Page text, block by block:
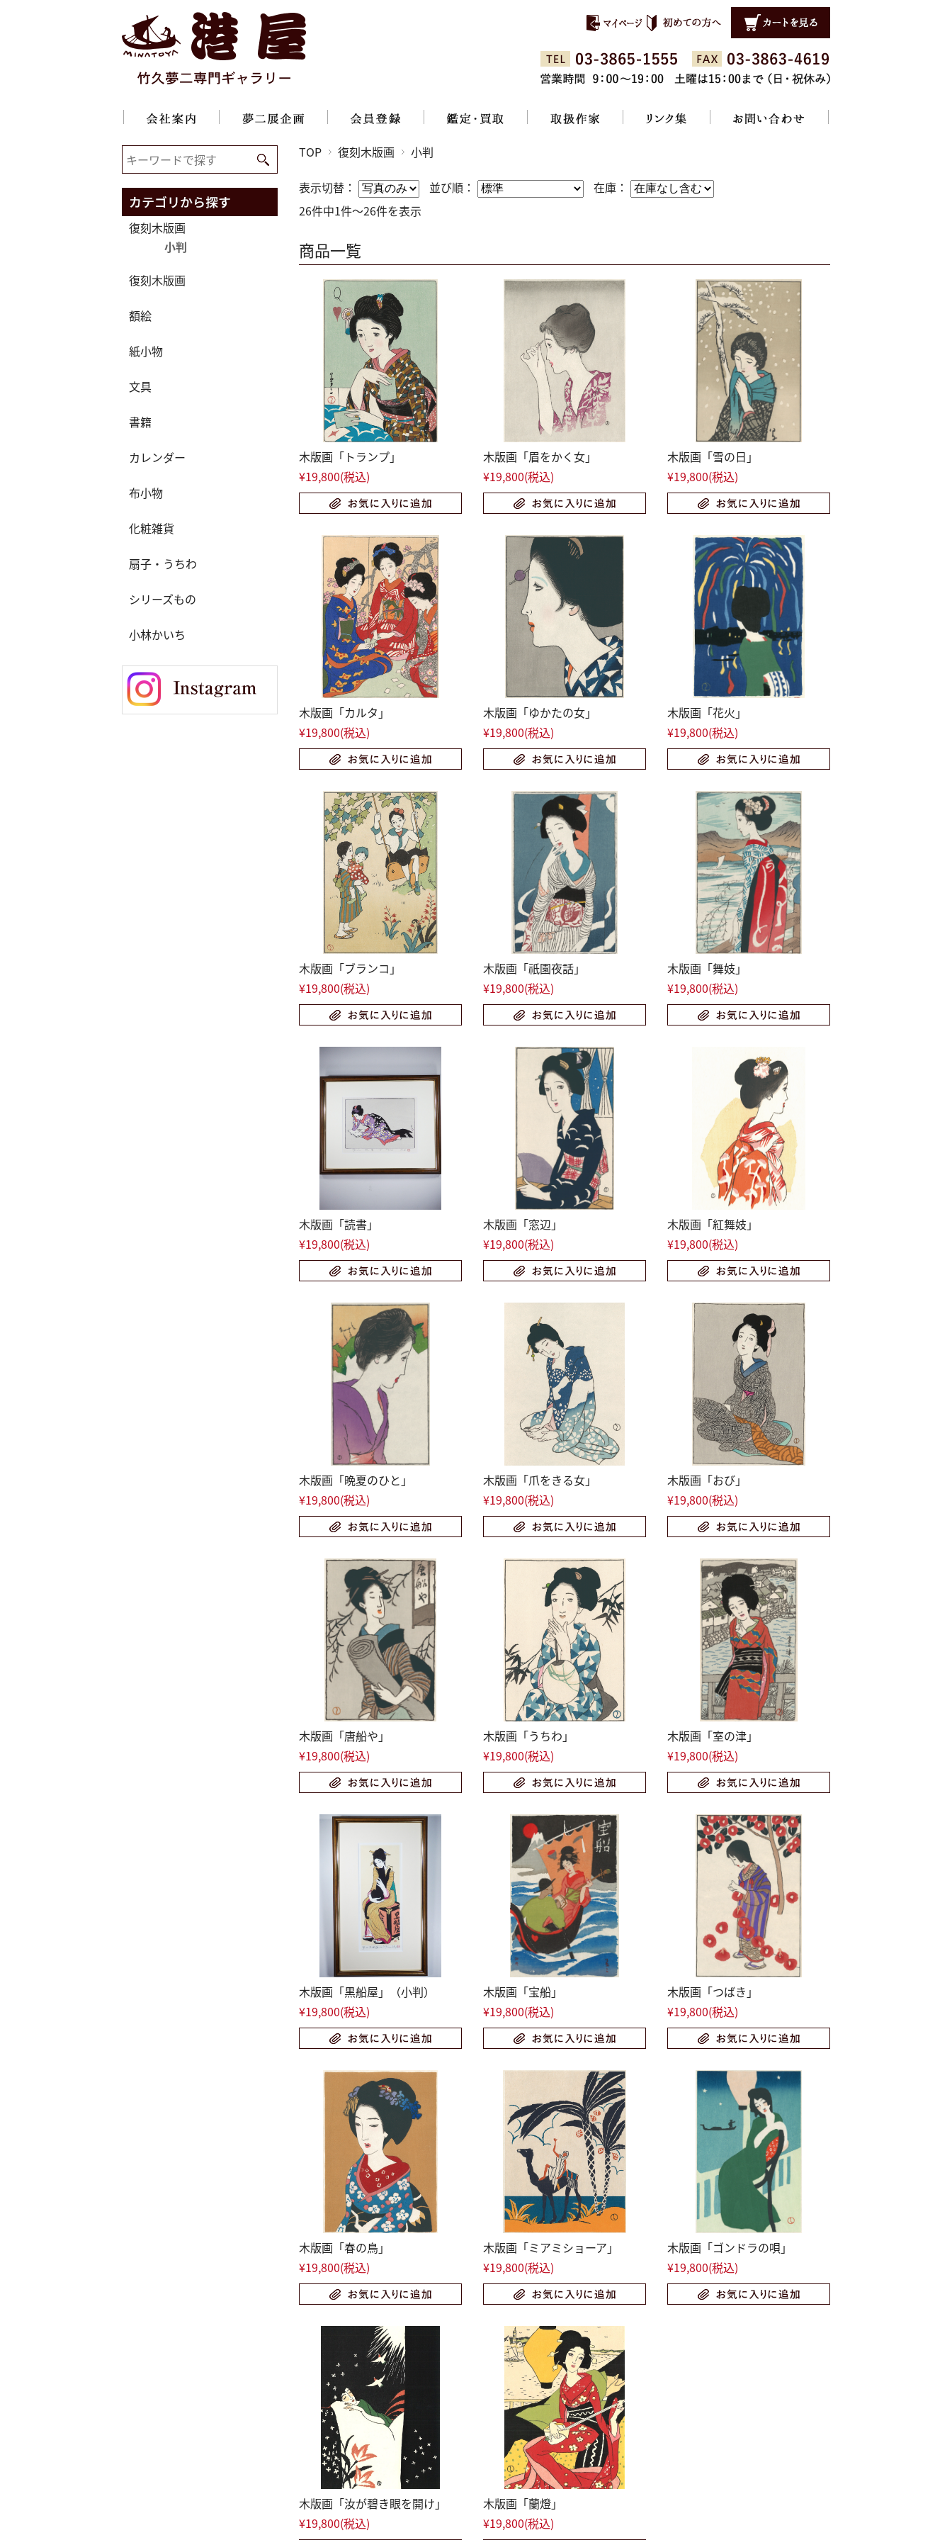
TOP 復刻木版画 小判
表示切替： 並び順：
在庫：
26件中1件～26件を表示
商品一覧
木版画「トランプ」
¥19,800(税込)
木版画「眉をかく女」
¥19,800(税込)
木版画「雪の日」
¥19,800(税込)
木版画「カルタ」
¥19,800(税込)
木版画「ゆかたの女」
¥19,800(税込)
木版画「花火」
¥19,800(税込)
木版画「ブランコ」
¥19,800(税込)
木版画「祇園夜話」
¥19,800(税込)
木版画「舞妓」
¥19,800(税込)
木版画「読書」
¥19,800(税込)
木版画「窓辺」
¥19,800(税込)
木版画「紅舞妓」
¥19,800(税込)
木版画「晩夏のひと」
¥19,800(税込)
木版画「爪をきる女」
¥19,800(税込)
木版画「おび」
¥19,800(税込)
木版画「唐船や」
¥19,800(税込)
木版画「うちわ」
¥19,800(税込)
木版画「室の津」
¥19,800(税込)
木版画「黒船屋」（小判）
¥19,800(税込)
木版画「宝船」
¥19,800(税込)
木版画「つばき」
¥19,800(税込)
木版画「春の鳥」
¥19,800(税込)
木版画「ミアミショーア」
¥19,800(税込)
木版画「ゴンドラの唄」
¥19,800(税込)
木版画「汝が碧き眼を開け」
¥19,800(税込)
木版画「蘭燈」
¥19,800(税込)
復刻木版画
小判
復刻木版画
額絵
紙小物
文具
書籍
カレンダー
布小物
化粧雑貨
扇子・うちわ
シリーズもの
小林かいち